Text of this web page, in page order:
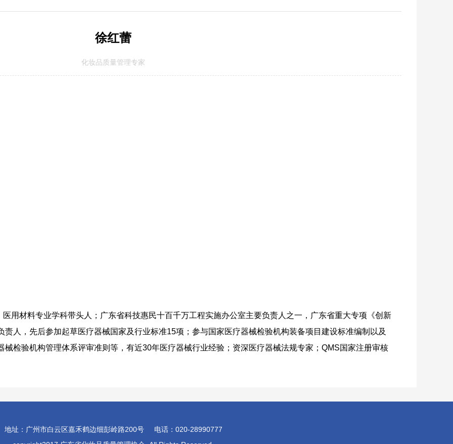
徐红蕾
化妆品质量管理专家
用材料专业学科带头人；广东省科技惠民十百千万工程实施办公室主要负责人之一，广东省重大专项《创新
人，先后参加起草医疗器械国家及行业标准15项；参与国家医疗器械检验机构装备项目建设标准编制以及
检验机构管理体系评审准则等，有近30年医疗器械行业经验；资深医疗器械法规专家；QMS国家注册审核
地址：广州市白云区嘉禾鹤边细彭岭路200号 电话：020-28990777